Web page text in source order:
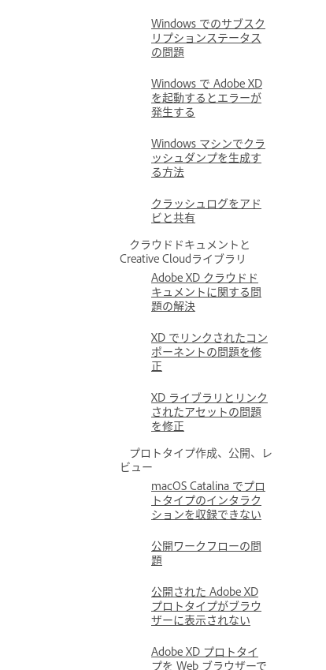
Windows でのサブスク
リプションステータス
の問題
Windows で Adobe XD
を起動するとエラーが
発生する
Windows マシンでクラ
ッシュダンプを生成す
る方法
クラッシュログをアド
ビと共有
クラウドドキュメントと
Creative Cloudライブラリ
Adobe XD クラウドド
キュメントに関する問
題の解決
XD でリンクされたコン
ポーネントの問題を修
正
XD ライブラリとリンク
されたアセットの問題
を修正
プロトタイプ作成、公開、レ
ビュー
macOS Catalina でプロ
トタイプのインタラク
ションを収録できない
公開ワークフローの問
題
公開された Adobe XD
プロトタイプがブラウ
ザーに表示されない
Adobe XD プロトタイ
プを Web ブラウザーで